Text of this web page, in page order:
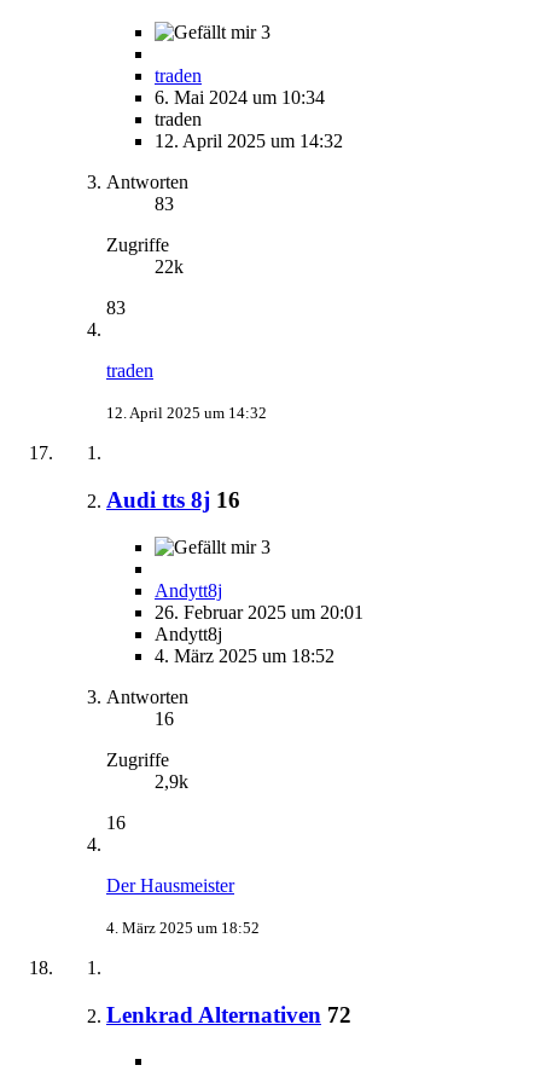
3
traden
6. Mai 2024 um 10:34
traden
12. April 2025 um 14:32
Antworten
83
Zugriffe
22k
83
traden
12. April 2025 um 14:32
Audi tts 8j 16
3
Andytt8j
26. Februar 2025 um 20:01
Andytt8j
4. März 2025 um 18:52
Antworten
16
Zugriffe
2,9k
16
Der Hausmeister
4. März 2025 um 18:52
Lenkrad Alternativen 72